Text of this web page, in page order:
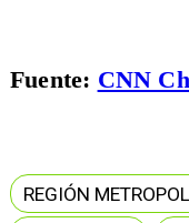
Fuente: CNN
REGIÓN